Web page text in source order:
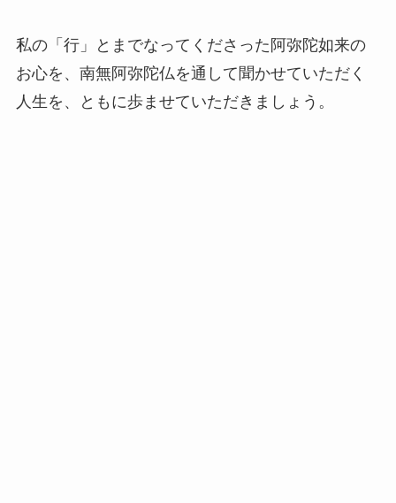
私の「行」とまでなってくださった阿弥陀如来の
お心を、南無阿弥陀仏を通して聞かせていただく
人生を、ともに歩ませていただきましょう。